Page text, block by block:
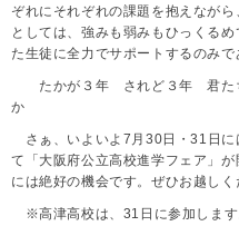
ぞれにそれぞれの課題を抱えなが
としては、強みも弱みもひっくる
た生徒に全力でサポートするのみで
たかが３年 されど３年 君た
か
さぁ、いよいよ7月30日・31日に
て「大阪府公立高校進学フェア」
には絶好の機会です。ぜひお越しく
※高津高校は、31日に参加します